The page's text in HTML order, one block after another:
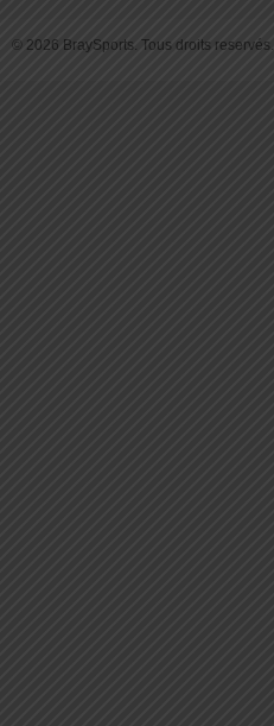
© 2026 BraySports. Tous droits reservés.